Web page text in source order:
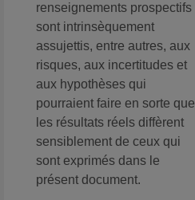
renseignements prospectifs
sont intrinsèquement
assujettis, entre autres, aux
risques, aux incertitudes et
aux hypothèses qui
pourraient faire en sorte que
les résultats réels diffèrent
sensiblement de ceux qui
sont exprimés dans le
présent document.